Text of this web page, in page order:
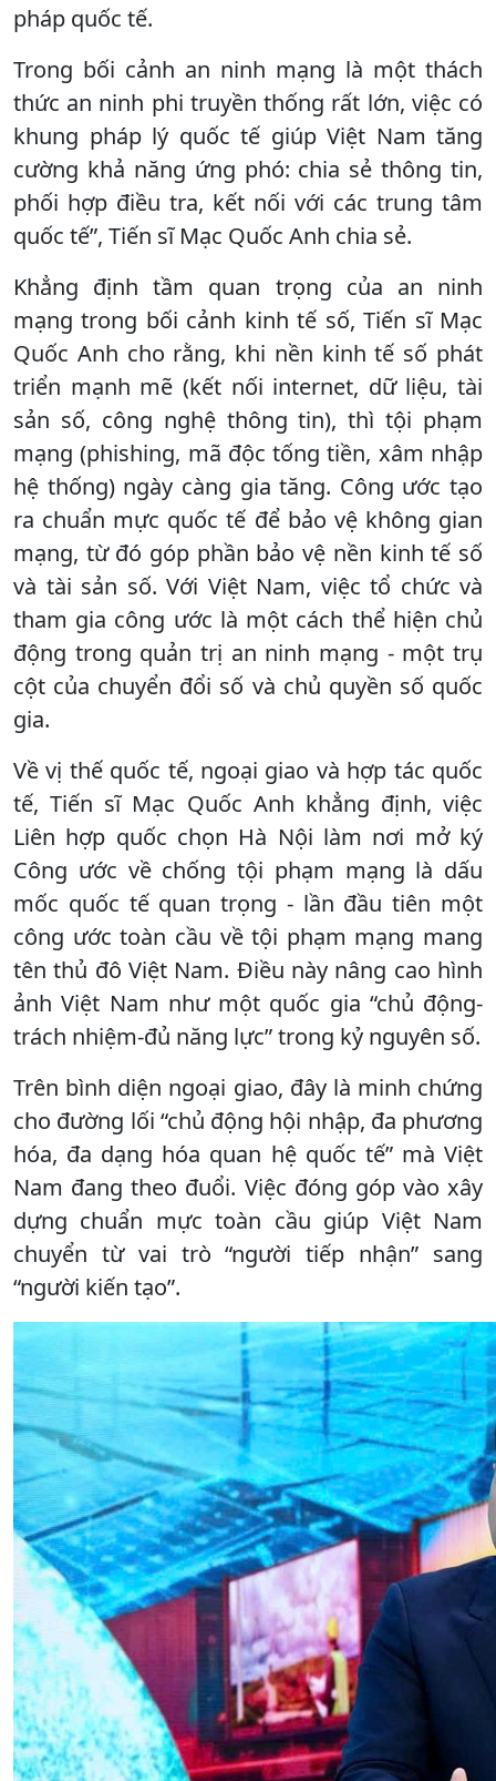
pháp quốc tế.
Trong bối cảnh an ninh mạng là một thách
thức an ninh phi truyền thống rất lớn, việc có
khung pháp lý quốc tế giúp Việt Nam tăng
cường khả năng ứng phó: chia sẻ thông tin,
phối hợp điều tra, kết nối với các trung tâm
quốc tế”, Tiến sĩ Mạc Quốc Anh chia sẻ.
Khẳng định tầm quan trọng của an ninh
mạng trong bối cảnh kinh tế số, Tiến sĩ Mạc
Quốc Anh cho rằng, khi nền kinh tế số phát
triển mạnh mẽ (kết nối internet, dữ liệu, tài
sản số, công nghệ thông tin), thì tội phạm
mạng (phishing, mã độc tống tiền, xâm nhập
hệ thống) ngày càng gia tăng. Công ước tạo
ra chuẩn mực quốc tế để bảo vệ không gian
mạng, từ đó góp phần bảo vệ nền kinh tế số
và tài sản số. Với Việt Nam, việc tổ chức và
tham gia công ước là một cách thể hiện chủ
động trong quản trị an ninh mạng - một trụ
cột của chuyển đổi số và chủ quyền số quốc
gia.
Về vị thế quốc tế, ngoại giao và hợp tác quốc
tế, Tiến sĩ Mạc Quốc Anh khẳng định, việc
Liên hợp quốc chọn Hà Nội làm nơi mở ký
Công ước về chống tội phạm mạng là dấu
mốc quốc tế quan trọng - lần đầu tiên một
công ước toàn cầu về tội phạm mạng mang
tên thủ đô Việt Nam. Điều này nâng cao hình
ảnh Việt Nam như một quốc gia “chủ động-
trách nhiệm-đủ năng lực” trong kỷ nguyên số.
Trên bình diện ngoại giao, đây là minh chứng
cho đường lối “chủ động hội nhập, đa phương
hóa, đa dạng hóa quan hệ quốc tế” mà Việt
Nam đang theo đuổi. Việc đóng góp vào xây
dựng chuẩn mực toàn cầu giúp Việt Nam
chuyển từ vai trò “người tiếp nhận” sang
“người kiến tạo”.